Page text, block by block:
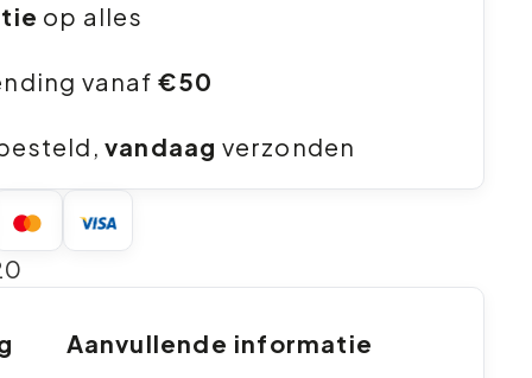
op alles
vanaf €50
vandaag verzonden
Aanvullende informatie